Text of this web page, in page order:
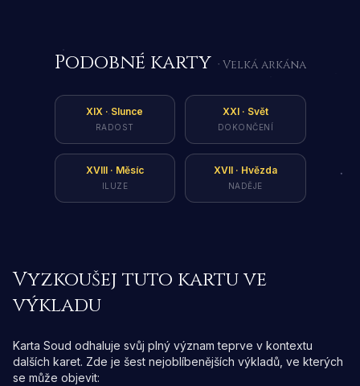
Podobné karty · Velká arkána
XIX · Slunce
RADOST
XXI· Svět
DOKONČENÍ
XVIII· Měsíc
ILUZE
XVII· Hvězda
NADĚJE
Vyzkoušej tuto kartu ve
výkladu
Karta Soud odhaluje svůj plný význam teprve v kontextu
dalších karet. Zde je šest nejoblíbenějších výkladů, ve kterých
se může objevit: